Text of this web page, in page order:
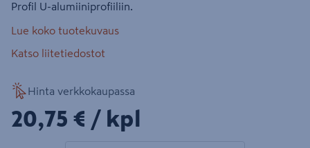
Profil U-alumiiniprofiiliin.
Lue koko tuotekuvaus
Katso liitetiedostot
Hinta verkkokaupassa
20,75€/kpl
20,75 € / kpl